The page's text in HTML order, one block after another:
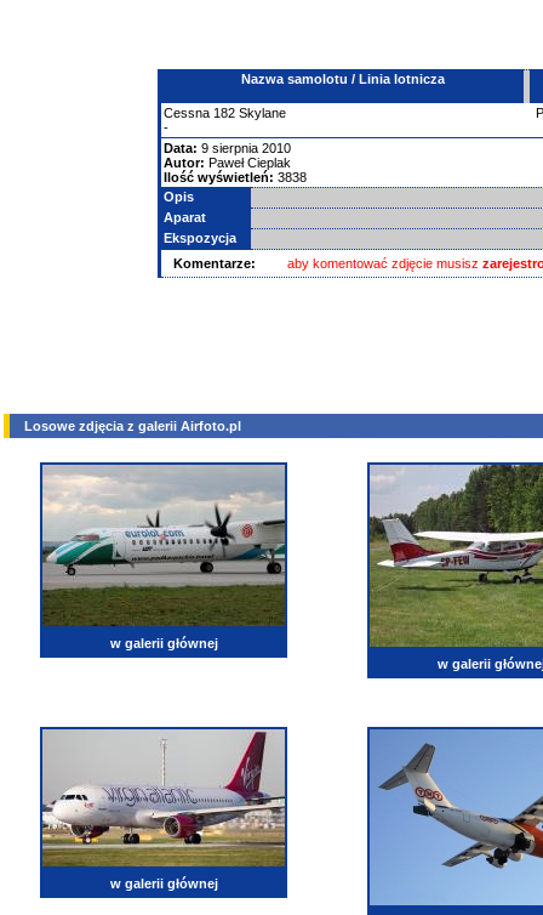
Nazwa samolotu / Linia lotnicza
Cessna 182 Skylane
-
Data: 9 sierpnia 2010
Autor: Paweł Cieplak
Ilość wyświetleń: 3838
Opis
Aparat
Ekspozycja
Komentarze:
aby komentować zdjęcie musisz
Losowe zdjęcia z galerii Airfoto.pl
w galerii głównej
w galerii
w galerii głównej